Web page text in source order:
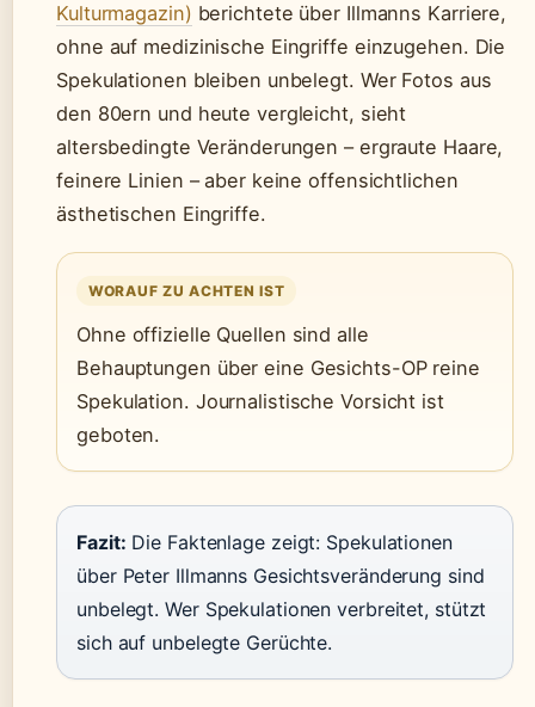
Kulturmagazin) berichtete über Illmanns Karriere,
ohne auf medizinische Eingriffe einzugehen. Die
Spekulationen bleiben unbelegt. Wer Fotos aus
den 80ern und heute vergleicht, sieht
altersbedingte Veränderungen – ergraute Haare,
feinere Linien – aber keine offensichtlichen
ästhetischen Eingriffe.
WORAUF ZU ACHTEN IST
Ohne offizielle Quellen sind alle
Behauptungen über eine Gesichts-OP reine
Spekulation. Journalistische Vorsicht ist
geboten.
Fazit: Die Faktenlage zeigt: Spekulationen
über Peter Illmanns Gesichtsveränderung sind
unbelegt. Wer Spekulationen verbreitet, stützt
sich auf unbelegte Gerüchte.